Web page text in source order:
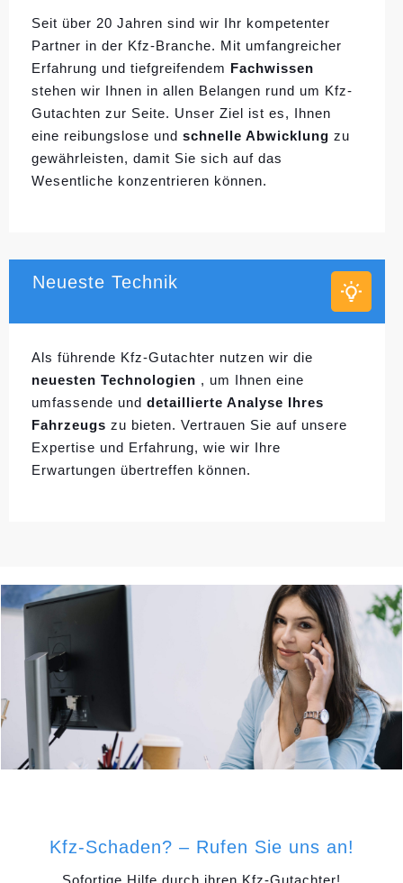
Seit über 20 Jahren sind wir Ihr kompetenter
Partner in der Kfz-Branche. Mit umfangreicher
Erfahrung und tiefgreifendem Fachwissen
stehen wir Ihnen in allen Belangen rund um Kfz-
Gutachten zur Seite. Unser Ziel ist es, Ihnen
eine reibungslose und schnelle Abwicklung zu
gewährleisten, damit Sie sich auf das
Wesentliche konzentrieren können.
Neueste Technik
Als führende Kfz-Gutachter nutzen wir die
neuesten Technologien , um Ihnen eine
umfassende und detaillierte Analyse Ihres
Fahrzeugs zu bieten. Vertrauen Sie auf unsere
Expertise und Erfahrung, wie wir Ihre
Erwartungen übertreffen können.
Kfz-Schaden? – Rufen Sie uns an!
Sofortige Hilfe durch ihren Kfz-Gutachter!